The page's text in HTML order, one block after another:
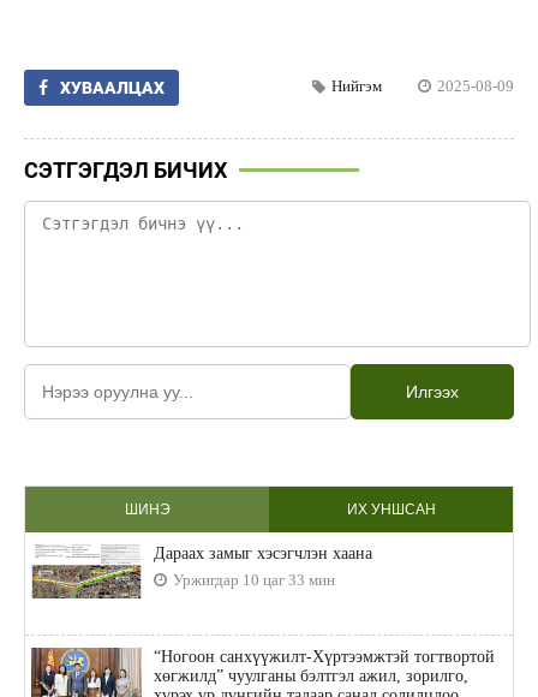
ХУВААЛЦАХ Нийгэм 2025-08-09
СЭТГЭГДЭЛ БИЧИХ
Илгээх
ШИНЭ ИХ УНШСАН
Дараах замыг хэсэгчлэн хаана
Уржигдар 10 цаг 33 мин
“Ногоон санхүүжилт-Хүртээмжтэй тогтвортой
хөгжилд” чуулганы бэлтгэл ажил, зорилго,